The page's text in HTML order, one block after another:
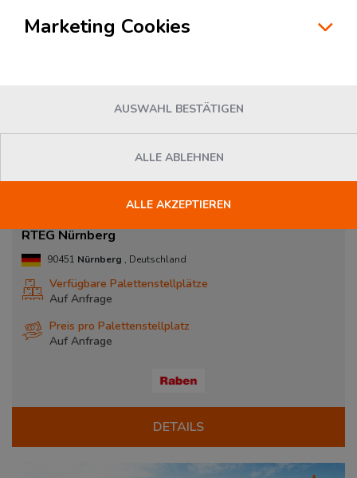
RTEG Nürnberg
90451 Nürnberg , Deutschland
Verfügbare Palettenstellplätze
Auf Anfrage
Preis pro Palettenstellplatz
Auf Anfrage
DETAILS
Marketing Cookies
AUSWAHL BESTÄTIGEN
ALLE ABLEHNEN
ALLE AKZEPTIEREN